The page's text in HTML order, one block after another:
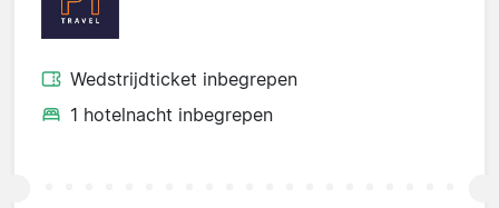
Wedstrijdticket inbegrepen
1 hotelnacht inbegrepen